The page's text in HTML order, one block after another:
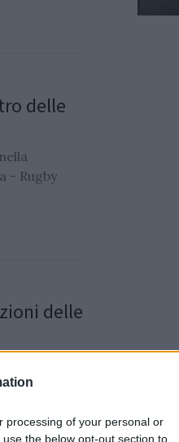
processing of your personal or
the below opt-out section to
delle
- Rugby
delle
alla